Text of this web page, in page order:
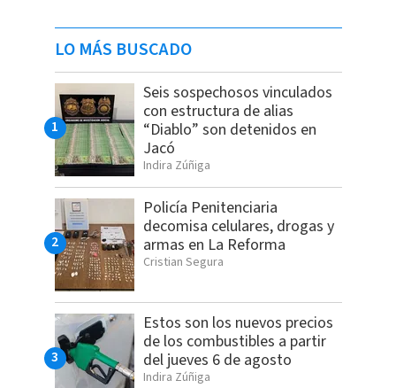
LO MÁS BUSCADO
Seis sospechosos vinculados
con estructura de alias
“Diablo” son detenidos en
Jacó
Indira Zúñiga
Policía Penitenciaria
decomisa celulares, drogas y
armas en La Reforma
Cristian Segura
Estos son los nuevos precios
de los combustibles a partir
del jueves 6 de agosto
Indira Zúñiga